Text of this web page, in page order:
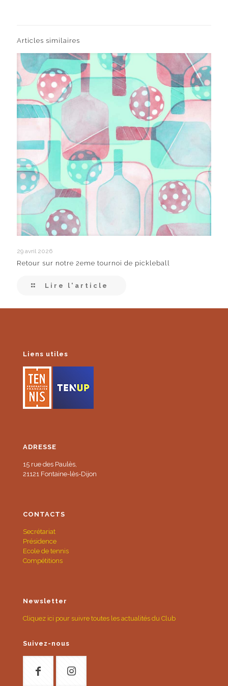
Articles similaires
29 avril 2026
Retour sur notre 2eme tournoi de pickleball
Lire l'article
Liens utiles
ADRESSE
15 rue des Paulès,
21121 Fontaine-lès-Dijon
CONTACTS
Secrétariat
Présidence
Ecole de tennis
Compétitions
Newsletter
Cliquez ici pour suivre toutes les actualités du Club
Suivez-nous